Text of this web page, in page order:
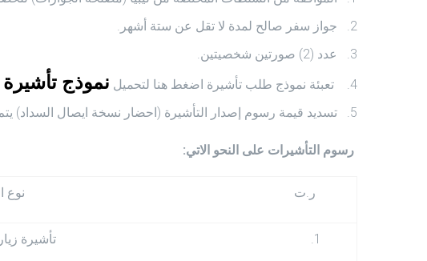
جواز سفر صالح لمدة لا تقل عن ستة أشهر.
عدد (2) صورتين شخصيتين.
تعبئة نموذج طلب تأشيرة اضغط هنا لتحميل نموذج
تسديد قيمة رسوم إصدار التأشيرة (احضار نسخة ايصال السداد)
رسوم التأشيرات على النحو الاتي:
ر.ت نوع
1. تأشيرة